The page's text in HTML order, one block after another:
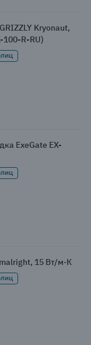
Kryonaut,
100-R-RU)
ExeGate EX-
15 Вт/м·К